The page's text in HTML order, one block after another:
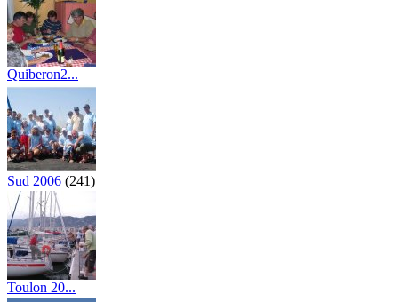
Quiberon2...
(118)
Sud 2006 (241)
Toulon 20...